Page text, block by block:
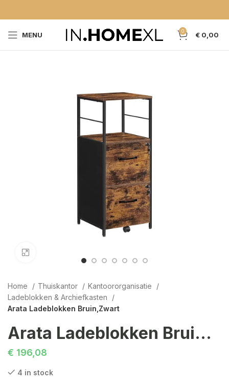
MENU 0 € 0,00
Home Thuiskantor
Kantoororganisatie
Ladeblokken & Archiefkasten
Arata Ladeblokken Bruin,Zwart
Arata Ladeblokken Bruin,Zwart
€ 196,08
4 in stock